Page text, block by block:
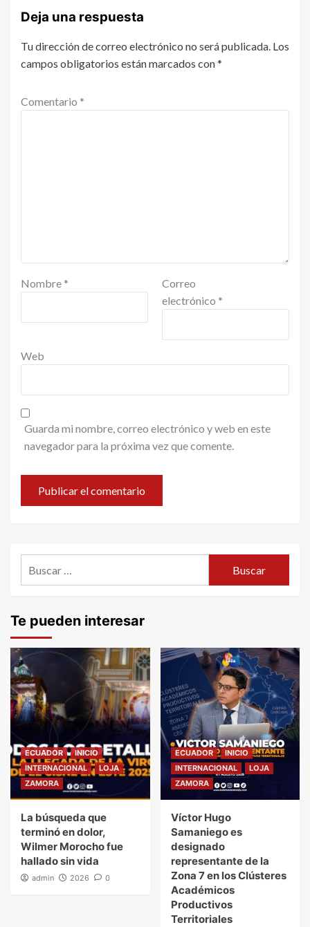
Deja una respuesta
Tu dirección de correo electrónico no será publicada. Los
campos obligatorios están marcados con*
Comentario *
Nombre *
Correo
electrónico *
Web
Guarda mi nombre, correo electrónico y web en este
navegador para la próxima vez que comente.
Te pueden interesar
ECUADOR
INICIO
INTERNACIONAL
LOJA
ZAMORA
La búsqueda que
terminó en dolor,
Wilmer Morocho fue
hallado sin vida
admin 2026 0
ECUADOR
INICIO
INTERNACIONAL
LOJA
ZAMORA
Víctor Hugo
Samaniego es
designado
representante de la
Zona 7 en los Clústeres
Académicos
Productivos
Territoriales